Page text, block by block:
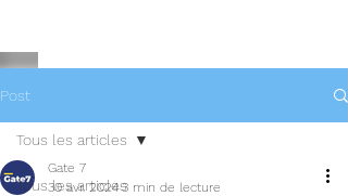
Post
Tous les articles
Tous les articles
Gate 7
30 avr. 20243 min de lecture